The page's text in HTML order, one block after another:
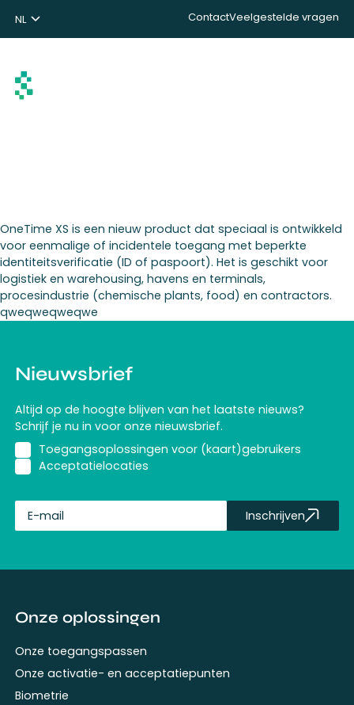
NL
ENG
DE
ContactVeelgestelde vragen
OneTime XS is een nieuw product dat speciaal is ontwikkeld
voor eenmalige of incidentele toegang met beperkte
identiteitsverificatie (ID of paspoort). Het is geschikt voor
logistiek en warehousing, havens en terminals,
procesindustrie (chemische plants, food) en contractors.
qweqweqweqwe
Nieuwsbrief
Altijd op de hoogte blijven van het laatste nieuws?
Schrijf je nu in voor onze nieuwsbrief.
Toegangsoplossingen voor (kaart)gebruikers
Acceptatielocaties
Inschrijven
Onze oplossingen
Onze toegangspassen
Onze activatie- en acceptatiepunten
Biometrie